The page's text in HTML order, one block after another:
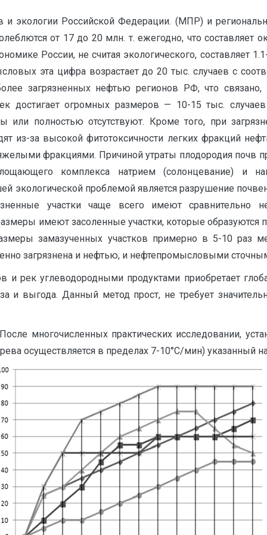
экологии Российской Федерации. (МПР) и
от 17 до 20 млн. т. ежегодно, что
России, не считая экологического, составляет
эта цифра возрастает до 20 тыс. случаев с
загрязненных нефтью регионов РФ, что
достигает огромных размеров — 10-15 тыс.
или полностью отсутствуют. Кроме того, при
из-за высокой фитотоксичности легких фракций
фракциями. Причиной утраты плодородия
комплекса натрием (солонцевание) и
экологической проблемой является разрушение
участки чаще всего имеют
имеют засоленные участки, которые
замазученных участков примерно в 5-10 раз
загрязнена и нефтью, и нефтепромысловыми
и рек углеводородными продуктами приобретает
и выгода. Данный метод прост, не требует
многочисленных практических исследовании,
осуществляется в пределах 7-10°С/мин) указанный